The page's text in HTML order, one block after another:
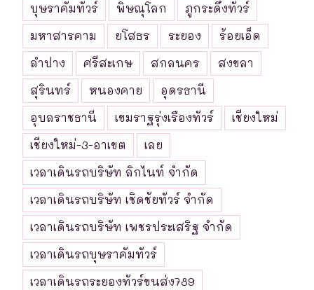
บุษราคัมทัวร์
พิษณุโลก
ภูกระดึงทัวร์
มหาสารคาม
ยโสธร ระยอง
ร้อยเอ็ด
ลำปาง
ศรีสะเกษ สกลนคร
สงขลา
สุรินทร์
หนองคาย
อุดรธานี
อุบลราชธานี
เขมราฐรุ่งเรืองทัวร์
เชียงใหม่
เชียงใหม่-3-อาเขต
เลย
เวลาเดินรถบริษัท ลิกไนท์ จำกัด
เวลาเดินรถบริษัท เชิดชัยทัวร์ จำกัด
เวลาเดินรถบริษัท เพชรประเสริฐ จำกัด
เวลาเดินรถบุษราคัมทัวร์
เวลาเดินรถระยองทัวร์ขนส่ง789